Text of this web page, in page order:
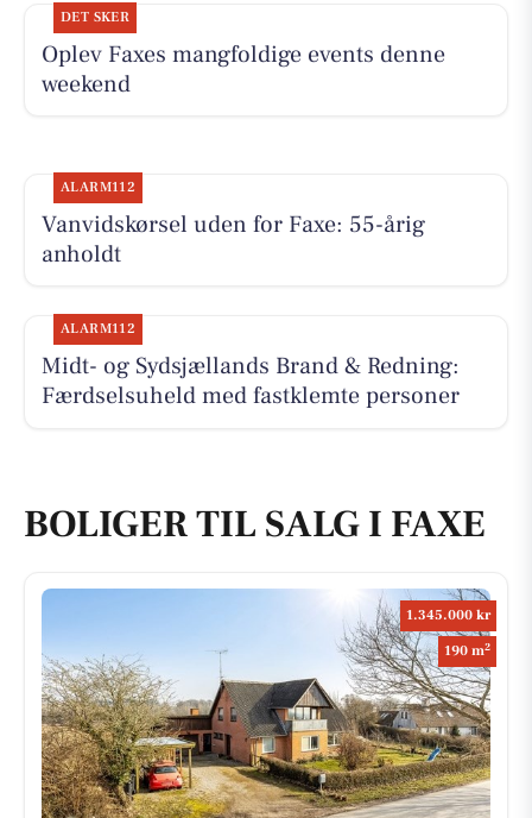
DET SKER
Oplev Faxes mangfoldige events denne
weekend
ALARM112
Vanvidskørsel uden for Faxe: 55-årig
anholdt
ALARM112
Midt- og Sydsjællands Brand & Redning:
Færdselsuheld med fastklemte personer
BOLIGER TIL SALG I FAXE
1.345.000 kr
190 m2